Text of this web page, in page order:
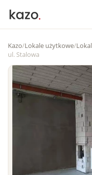
Kazo/Lokale użytkowe/
ul. Stalowa